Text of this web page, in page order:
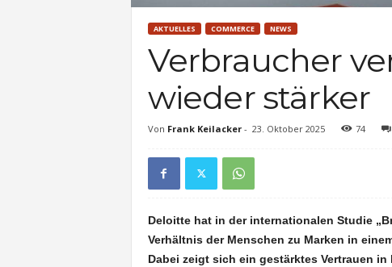
AKTUELLES COMMERCE NEWS
Verbraucher
wieder stärker
Von Frank Keilacker- 23. Oktober 2025 74
Deloitte hat in der internationalen Studie
Verhältnis der Menschen zu Marken in
Dabei zeigt sich ein gestärktes Vertrauen